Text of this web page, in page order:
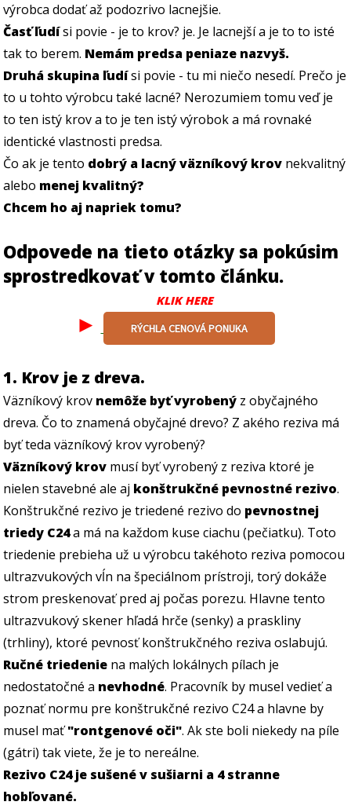
výrobca dodať až podozrivo lacnejšie.
Časť ľudísi povie - je to krov? je. Je lacnejší a je to to isté
tak to berem. Nemám predsa peniaze nazvyš.
Druhá skupina ľudísi povie - tu mi niečo nesedí. Prečo je
to u tohto výrobcu také lacné? Nerozumiem tomu veď je
to ten istý krov a to je ten istý výrobok a má rovnaké
identické vlastnosti predsa.
Čo ak je tento dobrý a lacný väzníkový krov nekvalitný
alebo menej kvalitný?
Chcem ho aj napriek tomu?
Odpovede na tieto otázky sa pokúsim
sprostredkovať v tomto článku.
KLIK HERE
► RÝCHLA CENOVÁ PONUKA
1. Krov je z dreva.
Väzníkový krov nemôže byť vyrobený z obyčajného
dreva. Čo to znamená obyčajné drevo? Z akého reziva má
byť teda väzníkový krov vyrobený?
Väzníkový krov musí byť vyrobený z reziva ktoré je
nielen stavebné ale aj konštrukčné pevnostné rezivo.
Konštrukčné rezivo je triedené rezivo do pevnostnej
triedy C24a má na každom kuse ciachu (pečiatku). Toto
triedenie prebieha už u výrobcu takéhoto reziva pomocou
ultrazvukových vĺn na špeciálnom prístroji, torý dokáže
strom preskenovať pred aj počas porezu. Hlavne tento
ultrazvukový skener hľadá hrče (senky) a praskliny
(trhliny), ktoré pevnosť konštrukčného reziva oslabujú.
Ručné triedenie na malých lokálnych pílach je
nedostatočné a nevhodné. Pracovník by musel vedieť a
poznať normu pre konštrukčné rezivo C24 a hlavne by
musel mať"rontgenové oči". Ak ste boli niekedy na píle
(gátri) tak viete, že je to nereálne.
Rezivo C24 je sušené v sušiarni a 4 stranne
hobľované.